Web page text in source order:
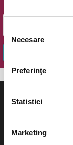
consimțământului
Necesare
Preferinţe
Statistici
Marketing
Evenimente